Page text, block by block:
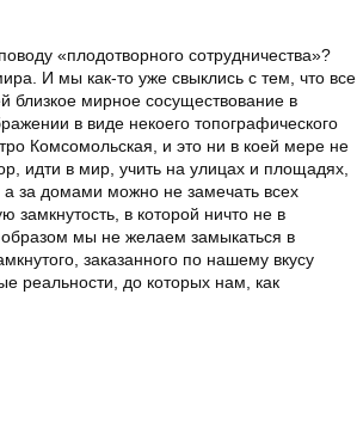
«плодотворного сотрудничества»?
И мы как-то уже свыклись с тем, что все
близкое мирное сосуществование в
в виде некоего топографического
Комсомольская, и это ни в коей мере не
идти в мир, учить на улицах и площадях,
за домами можно не замечать всех
замкнутость, в которой ничто не в
мы не желаем замыкаться в
заказанного по нашему вкусу
реальности, до которых нам, как